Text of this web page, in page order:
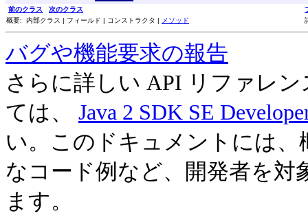
前のクラス 次のクラス
概要: 内部クラス | フィールド | コンストラクタ |
メソッド
バグや機能要求の報告
さらに詳しい API リファレ
ては、 Java 2 SDK SE
い。このドキュメントには、
なコード例など、開発者を
ます。